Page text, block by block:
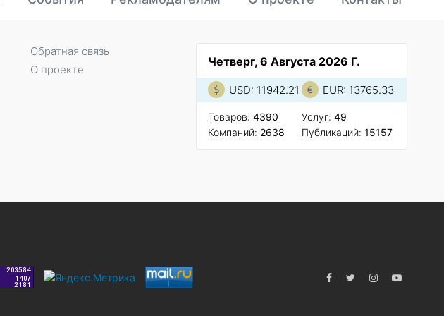
Четверг, 6 Августа 2026 Г.
USD: 11942.21 EUR: 13765.33
Товаров: 4390
Компаний: 2638
Услуг: 49
Публикаций: 15157
Обратная связь
О проекте